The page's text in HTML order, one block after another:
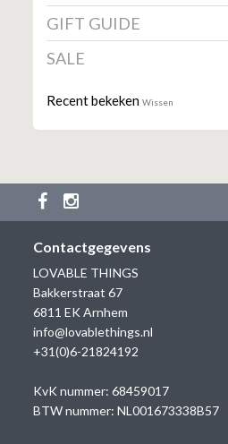
GIFT GUIDE
SALE
Recent bekeken Wissen
Contactgegevens
LOVABLE THINGS
Bakkerstraat 67
6811 EK Arnhem
info@lovablethings.nl
+31(0)6-21824192
KvK nummer: 68459017
BTW nummer: NL001673338B57